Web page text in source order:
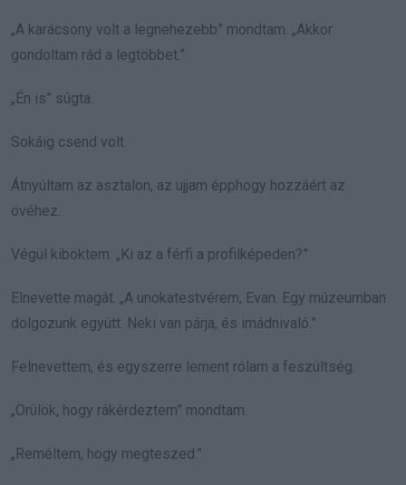
„A karácsony volt a legnehezebb” mondtam. „Akkor
gondoltam rád a legtöbbet.”
„Én is” súgta.
Sokáig csend volt.
Átnyúltam az asztalon, az ujjam épphogy hozzáért az
övéhez.
Végül kiböktem: „Ki az a férfi a profilképeden?”
Elnevette magát. „A unokatestvérem, Evan. Egy múzeumban
dolgozunk együtt. Neki van párja, és imádnivaló.”
Felnevettem, és egyszerre lement rólam a feszültség.
„Örülök, hogy rákérdeztem” mondtam.
„Reméltem, hogy megteszed.”